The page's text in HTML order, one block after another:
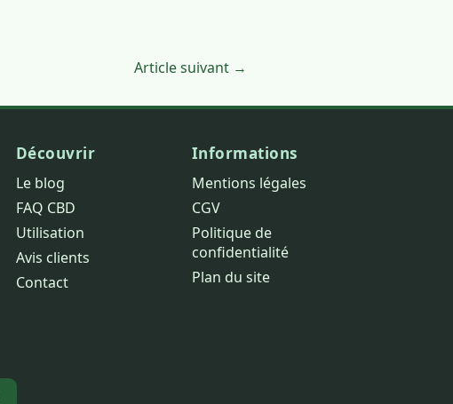
Article suivant →
Découvrir
Le blog
FAQ CBD
Utilisation
Avis clients
Contact
Informations
Mentions légales
CGV
Politique de
confidentialité
Plan du site